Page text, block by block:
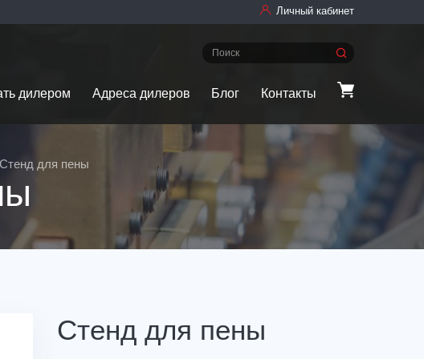
Личный кабинет
дилером Адреса дилеров Блог Контакты
Стенд для пены
Стенд для пены